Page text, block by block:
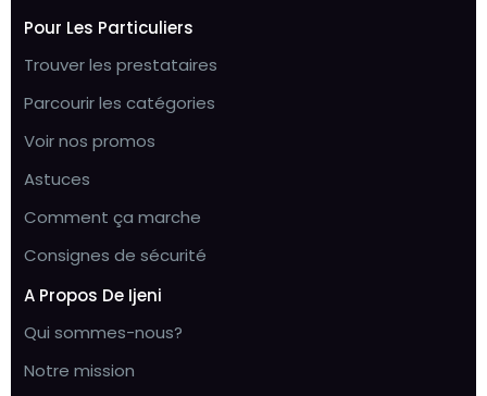
Pour Les Particuliers
Trouver les prestataires
Parcourir les catégories
Voir nos promos
Astuces
Comment ça marche
Consignes de sécurité
A Propos De Ijeni
Qui sommes-nous?
Notre mission